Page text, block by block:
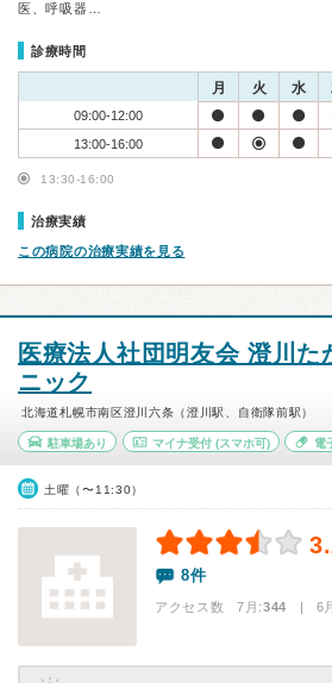
医、呼吸器…
診療時間
月 火 水
09:00-12:00
13:00-16:00
13:30-16:00
治療実績
この病院の治療実績を見る
医療法人社団明友会 澄川た
ニック
北海道札幌市南区澄川六条（澄川駅、自衛隊前駅）
駐車場あり マイナ受付(スマホ可) 電
土曜（〜11:30）
8件
アクセス数 7月:344 | 6